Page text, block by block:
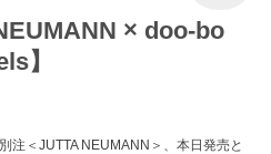
× doo-bo
】
注＜JUTTA NEUMANN＞、本日発売と